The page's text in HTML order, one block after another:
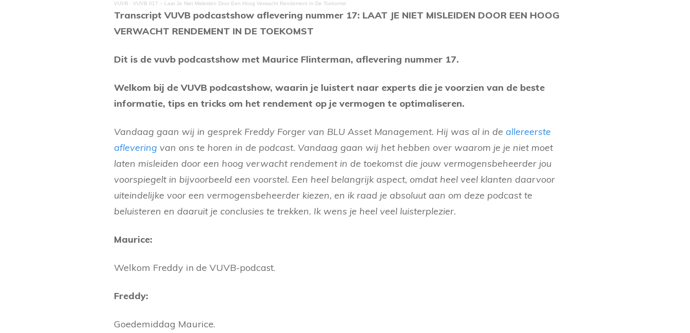
VUVB · VUVB 017 – Laat Je Niet Misleiden Door Een Hoog Verwacht Rendement In De Toekomst
Transcript VUVB podcastshow aflevering nummer 17: LAAT JE NIET MISLEIDEN DOOR EEN HOOG
VERWACHT RENDEMENT IN DE TOEKOMST
Dit is de vuvb podcastshow met Maurice Flinterman, aflevering nummer 17.
Welkom bij de VUVB podcastshow, waarin je luistert naar experts die je voorzien van de beste
informatie, tips en tricks om het rendement op je vermogen te optimaliseren.
Vandaag gaan wij in gesprek Freddy Forger van BLU Asset Management. Hij was al in de allereerste
aflevering van ons te horen in de podcast. Vandaag gaan wij het hebben over waarom je je niet moet
laten misleiden door een hoog verwacht rendement in de toekomst die jouw vermogensbeheerder jou
voorspiegelt in bijvoorbeeld een voorstel. Een heel belangrijk aspect, omdat heel veel klanten daarvoor
uiteindelijke voor een vermogensbeheerder kiezen, en ik raad je absoluut aan om deze podcast te
beluisteren en daaruit je conclusies te trekken. Ik wens je heel veel luisterplezier.
Maurice:
Welkom Freddy in de VUVB-podcast.
Freddy:
Goedemiddag Maurice.